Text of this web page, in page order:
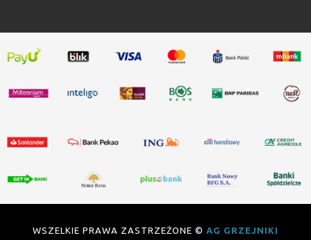
WSZELKIE PRAWA ZASTRZEŻONE © AG GRZEJNIKI